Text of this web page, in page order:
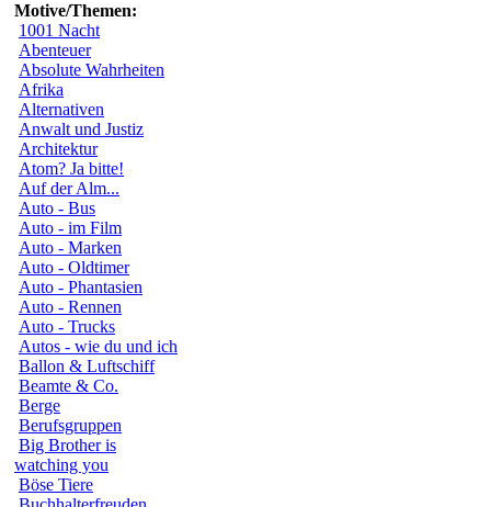
Motive/Themen:
1001 Nacht
Abenteuer
Absolute Wahrheiten
Afrika
Alternativen
Anwalt und Justiz
Architektur
Atom? Ja bitte!
Auf der Alm...
Auto - Bus
Auto - im Film
Auto - Marken
Auto - Oldtimer
Auto - Phantasien
Auto - Rennen
Auto - Trucks
Autos - wie du und ich
Ballon & Luftschiff
Beamte & Co.
Berge
Berufsgruppen
Big Brother is
watching you
Böse Tiere